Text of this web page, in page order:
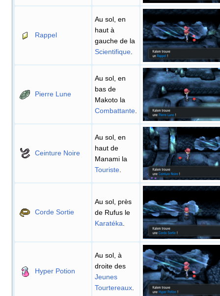
Rappel
Au sol, en
haut à
gauche de la
Scientifique
Pierre Lune
Au sol, en
bas de
Makoto la
Combattante
Ceinture Noire
Au sol, en
haut de
Manami la
Touriste
Corde Sortie
Au sol, près
de Rufus le
Karatéka
Hyper Potion
Au sol, à
droite des
Jeunes
Tourtereaux